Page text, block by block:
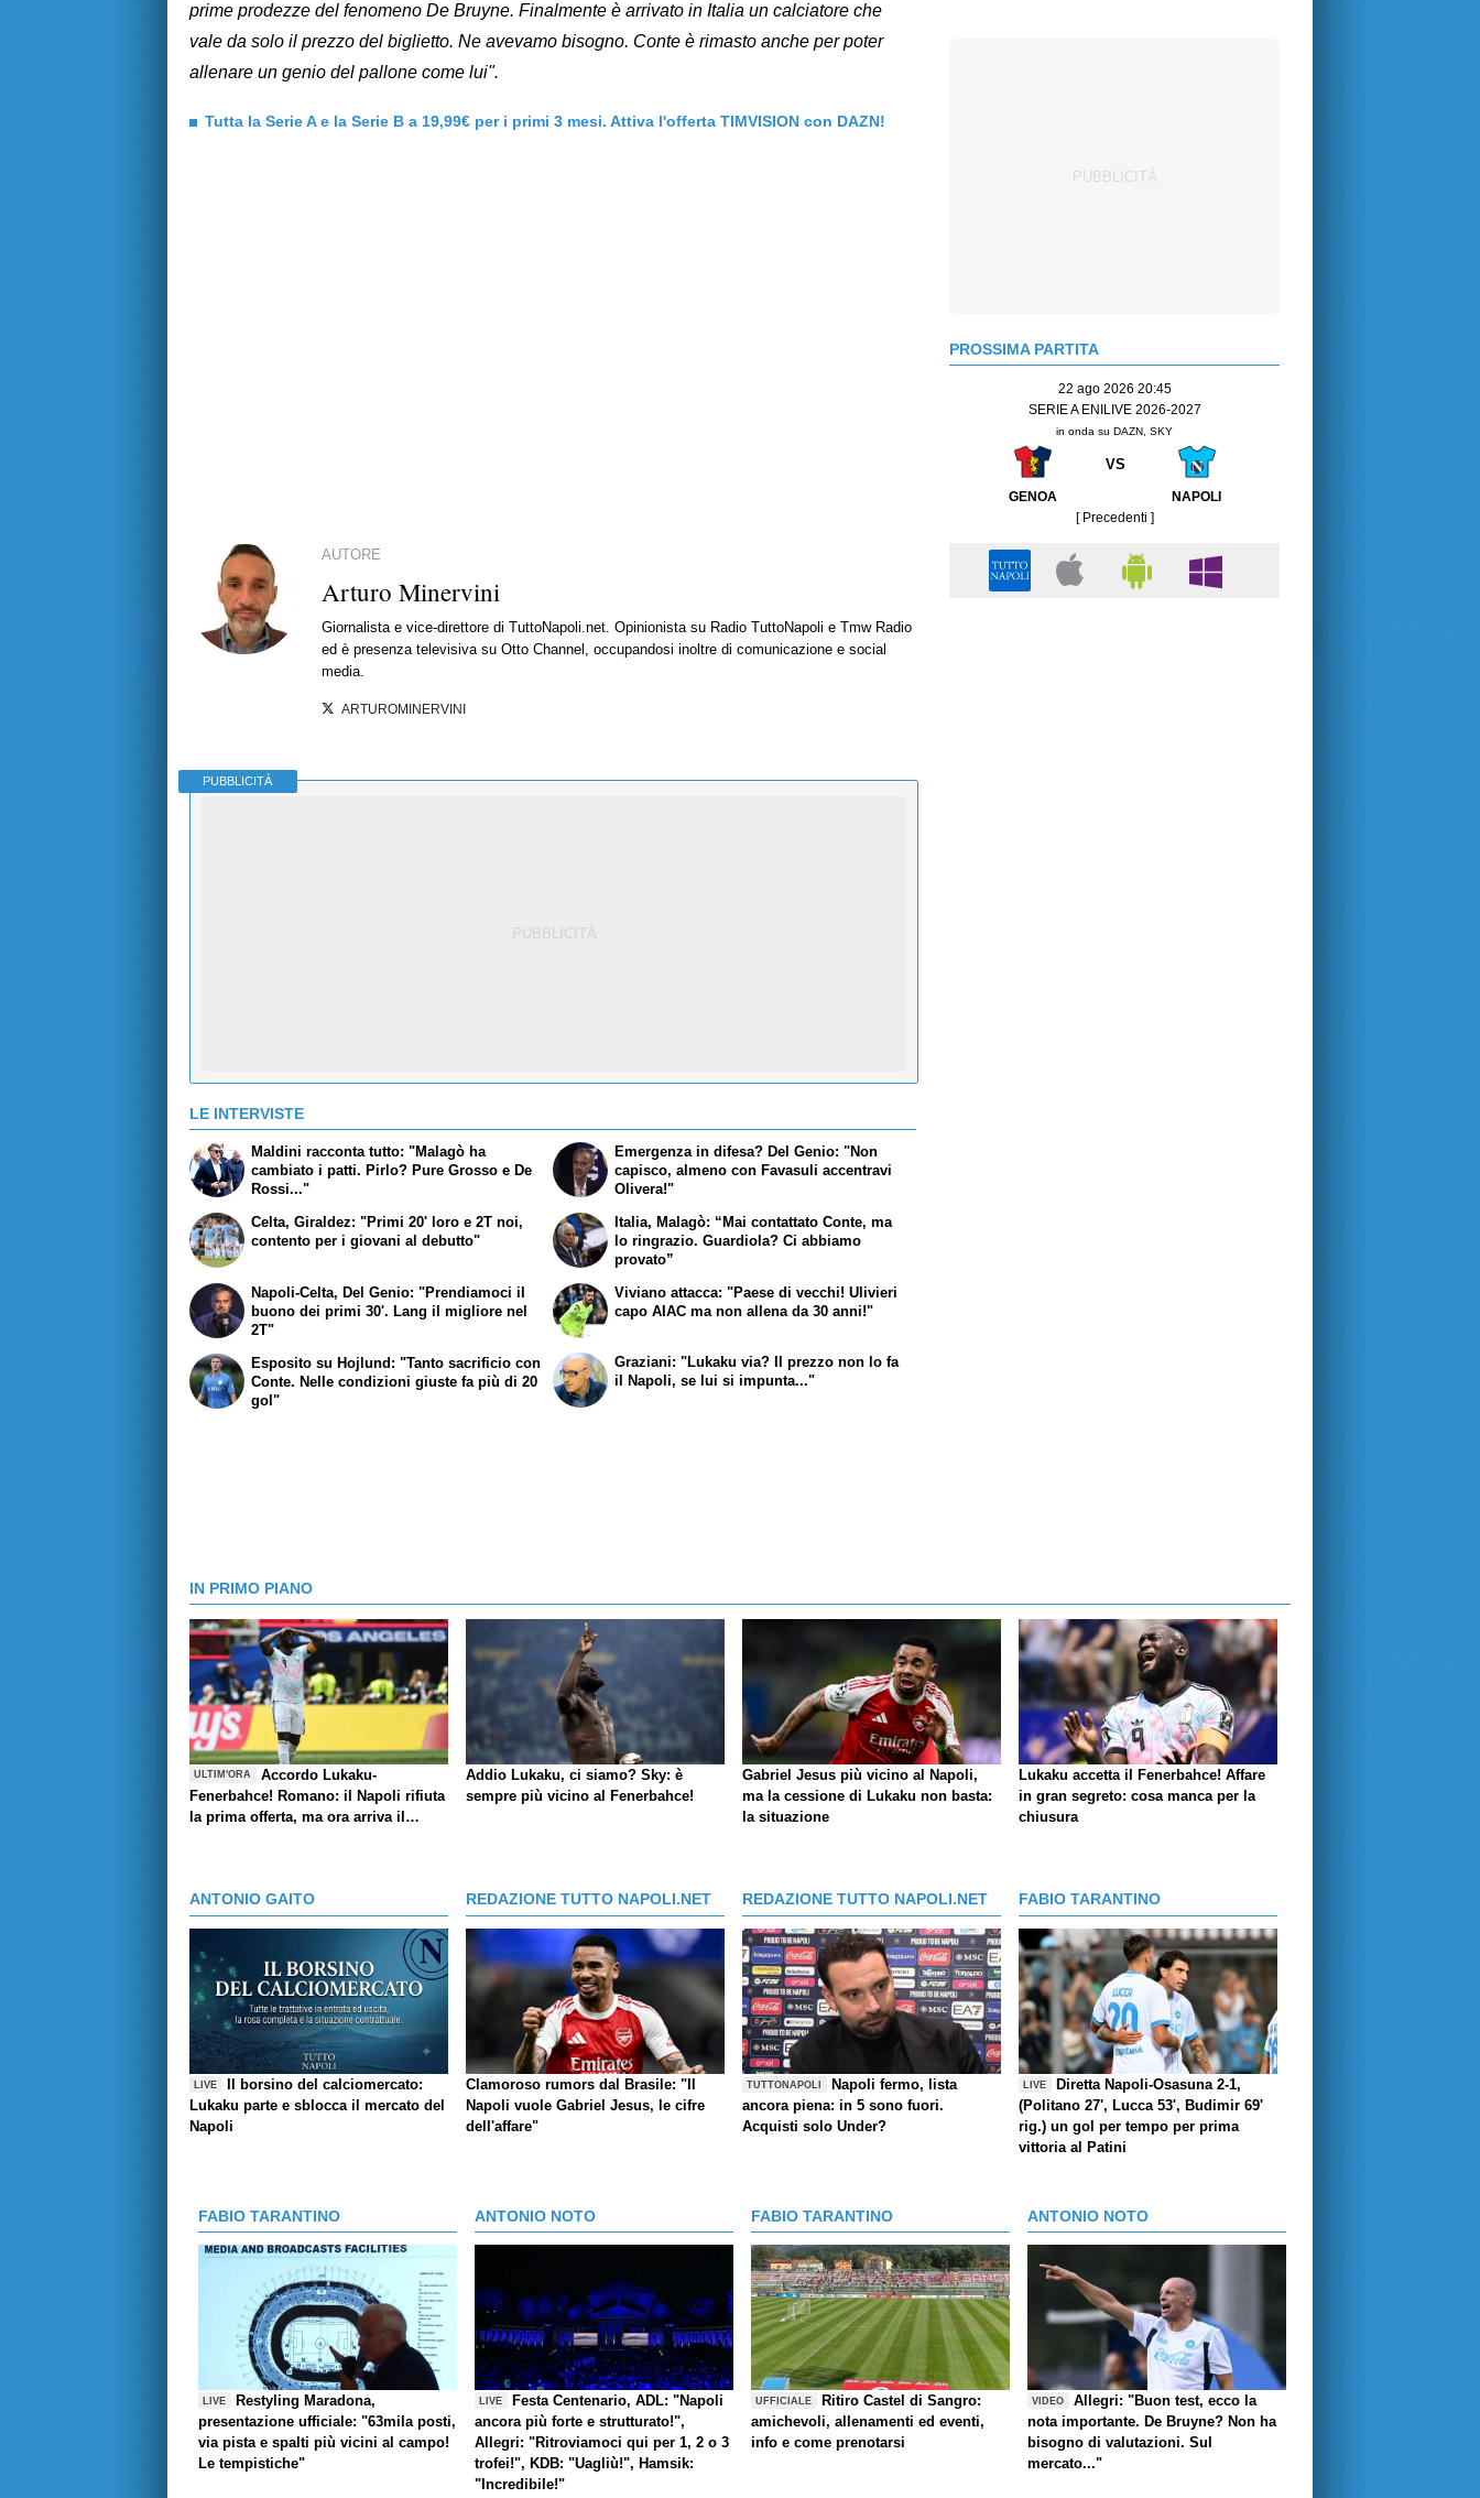
prime prodezze del fenomeno De Bruyne. Finalmente è arrivato in Italia un calciatore che
vale da solo il prezzo del biglietto. Ne avevamo bisogno. Conte è rimasto anche per poter
allenare un genio del pallone come lui".
Tutta la Serie A e la Serie B a 19,99€ per i primi 3 mesi. Attiva l'offerta TIMVISION con DAZN!
AUTORE
Arturo Minervini
Giornalista e vice-direttore di TuttoNapoli.net. Opinionista su Radio TuttoNapoli e Tmw Radio
ed è presenza televisiva su Otto Channel, occupandosi inoltre di comunicazione e social
media.
ARTUROMINERVINI
PUBBLICITÀ
LE INTERVISTE
Maldini racconta tutto: "Malagò ha
cambiato i patti. Pirlo? Pure Grosso e De
Rossi..."
Celta, Giraldez: "Primi 20' loro e 2T noi,
contento per i giovani al debutto"
Emergenza in difesa? Del Genio: "Non
capisco, almeno con Favasuli accentravi
Olivera!"
Italia, Malagò: “Mai contattato Conte, ma
lo ringrazio. Guardiola? Ci abbiamo
provato”
Napoli-Celta, Del Genio: "Prendiamoci il
buono dei primi 30'. Lang il migliore nel
2T"
Esposito su Hojlund: "Tanto sacrificio con
Conte. Nelle condizioni giuste fa più di 20
gol"
Viviano attacca: "Paese di vecchi! Ulivieri
capo AIAC ma non allena da 30 anni!"
Graziani: "Lukaku via? Il prezzo non lo fa
il Napoli, se lui si impunta..."
PROSSIMA PARTITA
22 ago 2026 20:45
SERIE A ENILIVE 2026-2027
in onda su DAZN, SKY
VS
GENOA
NAPOLI
[ Precedenti ]
IN PRIMO PIANO
ULTIM'ORA
Accordo Lukaku-
Fenerbahce! Romano: il Napoli rifiuta
la prima offerta, ma ora arriva il
Addio Lukaku, ci siamo? Sky: è
sempre più vicino al Fenerbahce!
Gabriel Jesus più vicino al Napoli,
ma la cessione di Lukaku non basta:
la situazione
Lukaku accetta il Fenerbahce! Affare
in gran segreto: cosa manca per la
chiusura
ANTONIO GAITO
LIVE
Il borsino del calciomercato:
Lukaku parte e sblocca il mercato del
Napoli
REDAZIONE TUTTO NAPOLI.NET
Clamoroso rumors dal Brasile: "Il
Napoli vuole Gabriel Jesus, le cifre
dell'affare"
REDAZIONE TUTTO NAPOLI.NET
TUTTONAPOLI
Napoli fermo, lista
ancora piena: in 5 sono fuori.
Acquisti solo Under?
FABIO TARANTINO
LIVE
Diretta Napoli-Osasuna 2-1,
(Politano 27', Lucca 53', Budimir 69'
rig.) un gol per tempo per prima
vittoria al Patini
FABIO TARANTINO
LIVE
Restyling Maradona,
presentazione ufficiale: "63mila posti,
via pista e spalti più vicini al campo!
Le tempistiche"
ANTONIO NOTO
LIVE
Festa Centenario, ADL: "Napoli
ancora più forte e strutturato!",
Allegri: "Ritroviamoci qui per 1, 2 o 3
trofei!", KDB: "Uagliù!", Hamsik:
"Incredibile!"
FABIO TARANTINO
UFFICIALE
Ritiro Castel di Sangro:
amichevoli, allenamenti ed eventi,
info e come prenotarsi
ANTONIO NOTO
VIDEO
Allegri: "Buon test, ecco la
nota importante. De Bruyne? Non ha
bisogno di valutazioni. Sul
mercato..."